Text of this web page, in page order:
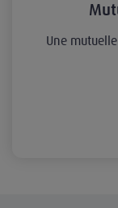
Une